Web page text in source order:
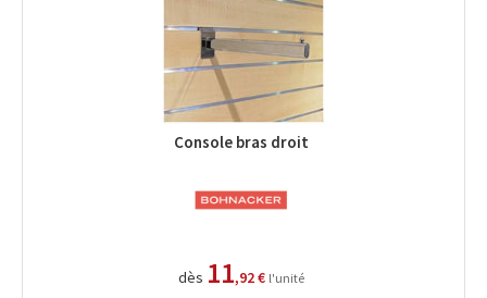
Console bras droit
dès 11,92 € l'unité